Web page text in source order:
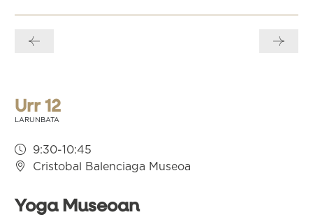
zehar
Urr 12
LARUNBATA
9:30-10:45
Cristobal Balenciaga Museoa
Yoga Museoan